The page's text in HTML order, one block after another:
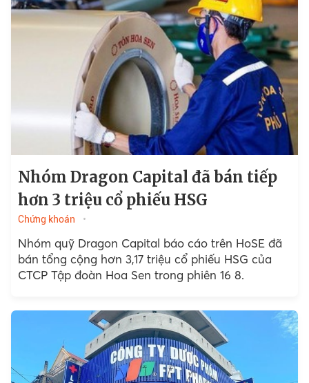
Nhóm Dragon Capital đã bán tiếp
hơn 3 triệu cổ phiếu HSG
Chứng khoán
Nhóm quỹ Dragon Capital báo cáo trên HoSE đã
bán tổng cộng hơn 3,17 triệu cổ phiếu HSG của
CTCP Tập đoàn Hoa Sen trong phiên 16 8.